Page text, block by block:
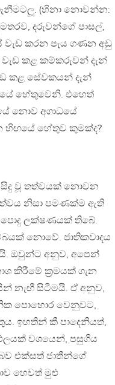
(හිනා නොවන්න:
දරුවන්ගේ පාසල්,
වැඩ කරන පැය ගණන අඩු
කළ කම්කරුවන් දැන්
කළ සේවකයන් දැන්
හේතුවෙනි. එහෙත්
නොව අගාධයේ
හිඟයේ හේතුව කුමක්ද?
සිදු වූ තත්වයක් නොවන
නිසා පමණක්ම ඇති
ලක්ෂණයක් තිබේ.
නොවේ. ජාතිකවාදය
ඔවුන්ට අනුව, අපෙන්
කිරීමේ ක්‍රමයක් ගැන
නැඟී සිටීමයි. ඒ අනුව,
පොහොර වෙනුවට,
ඉහතින් කී පාදෙනියත්,
වශයෙන්, පසුගිය
එක්සත් ජාතීන්ගේ
හෙවත් මුළු